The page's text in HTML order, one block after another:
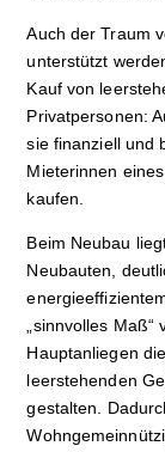
Auch der Traum
unterstützt
Kauf von
Privatpersonen:
sie finanziell und
Mieterinnen
kaufen.
Beim Neubau
Neubauten,
„sinnvolles
Hauptanliegen
leerstehenden
gestalten.